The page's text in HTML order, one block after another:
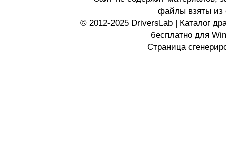
файлы взяты из
© 2012-2025 DriversLab | Каталог
бесплатно для
Страница